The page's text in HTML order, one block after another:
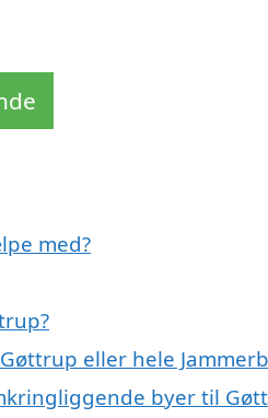
med?
eller hele
byer til